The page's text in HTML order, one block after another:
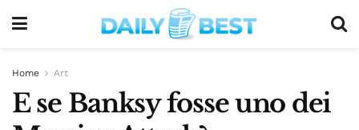
Home Art
E se Banksy fosse uno dei